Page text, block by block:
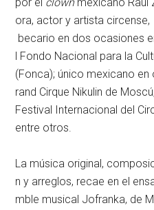
ora, actor y artista circense,
becario en dos ocasiones
l Fondo Nacional para la
(Fonca); único mexicano en
rand Cirque Nikulin de Moscú,
Festival Internacional del Cir
entre otros.
La música original,
n y arreglos, recae en el
mble musical Jofranka, de